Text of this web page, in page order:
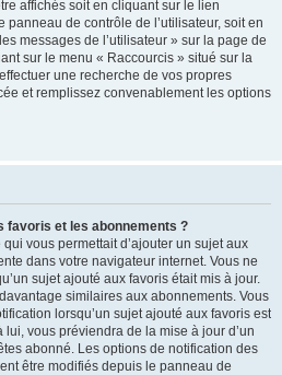
affichés soit en cliquant sur le lien
panneau de contrôle de l’utilisateur, soit en
messages de l’utilisateur » sur la page de
sur le menu « Raccourcis » situé sur la
une recherche de vos propres
et remplissez convenablement les options
favoris et les abonnements ?
vous permettait d’ajouter un sujet aux
dans votre navigateur internet. Vous ne
sujet ajouté aux favoris était mis à jour.
similaires aux abonnements. Vous
lorsqu’un sujet ajouté aux favoris est
lui, vous préviendra de la mise à jour d’un
abonné. Les options de notification des
être modifiés depuis le panneau de